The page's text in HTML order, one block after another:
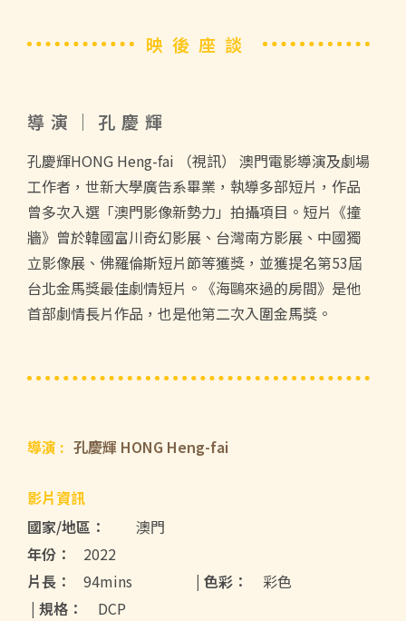
映後座談
導演｜孔慶輝
孔慶輝HONG Heng-fai （視訊） 澳門電影導演及劇場
工作者，世新大學廣告系畢業，執導多部短片，作品
曾多次入選「澳門影像新勢力」拍攝項目。短片《撞
牆》曾於韓國富川奇幻影展、台灣南方影展、中國獨
立影像展、佛羅倫斯短片節等獲獎，並獲提名第53屆
台北金馬獎最佳劇情短片。《海鷗來過的房間》是他
首部劇情長片作品，也是他第二次入圍金馬獎。
導演 : 孔慶輝 HONG Heng-fai
影片資訊
國家/地區：
澳門
年份：
2022
片長：
94mins | 色彩：
彩色
| 規格：
DCP